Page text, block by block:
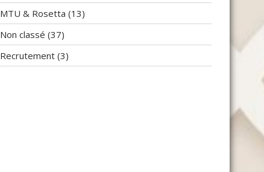
MTU & Rosetta (13)
Non classé (37)
Recrutement (3)